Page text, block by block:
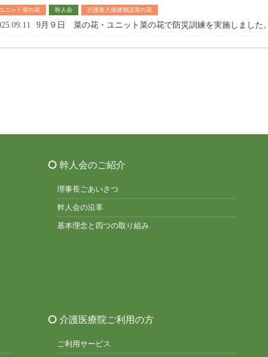
ニット菜の花 幹人会 介護老人保健施設菜の花
9月９日 菜の花・ユニット菜の花で防災訓練を実施しました。
幹人会のご紹介
理事長ごあいさつ
幹人会の沿革
基本理念と四つの取り組み
介護医療院ご利用の方
ご利用サービス